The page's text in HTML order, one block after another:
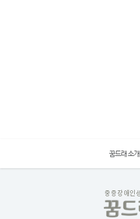
꿈드래 소개